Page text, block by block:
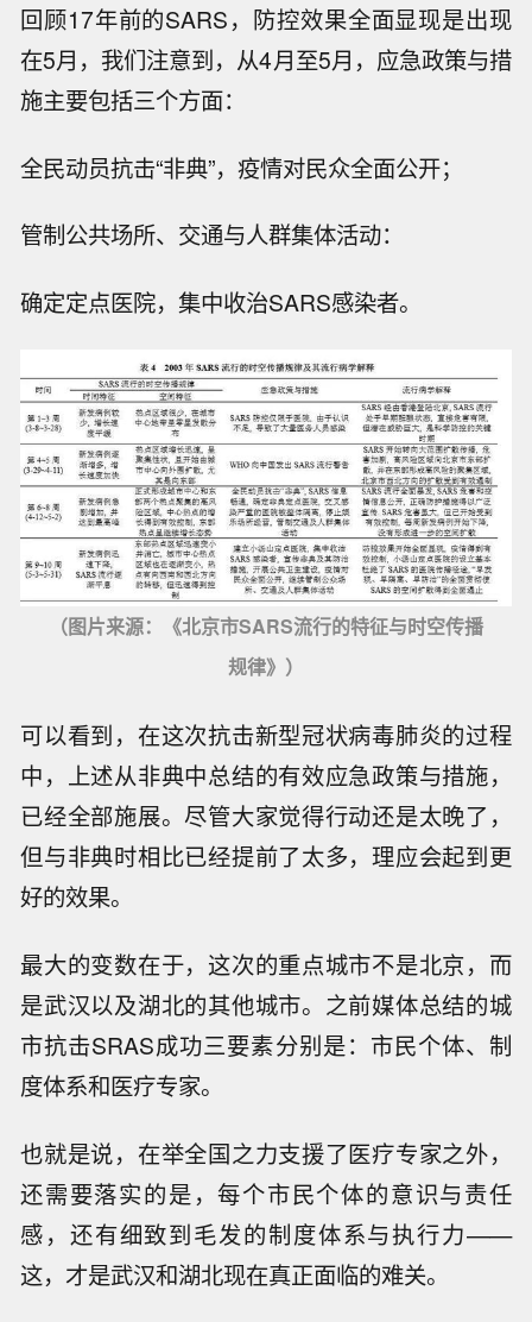
回顾17年前的SARS，防控效果全面显现是出现
在5月，我们注意到，从4月至5月，应急政策与措
施主要包括三个方面：
全民动员抗击“非典”，疫情对民众全面公开；
管制公共场所、交通与人群集体活动：
确定定点医院，集中收治SARS感染者。
（图片来源：《北京市SARS流行的特征与时空传播
规律》）
可以看到，在这次抗击新型冠状病毒肺炎的过程
中，上述从非典中总结的有效应急政策与措施，
已经全部施展。尽管大家觉得行动还是太晚了，
但与非典时相比已经提前了太多，理应会起到更
好的效果。
最大的变数在于，这次的重点城市不是北京，而
是武汉以及湖北的其他城市。之前媒体总结的城
市抗击SRAS成功三要素分别是：市民个体、制
度体系和医疗专家。
也就是说，在举全国之力支援了医疗专家之外，
还需要落实的是，每个市民个体的意识与责任
感，还有细致到毛发的制度体系与执行力——
这，才是武汉和湖北现在真正面临的难关。